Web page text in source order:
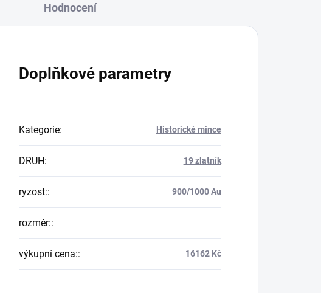
Hodnocení
Doplňkové parametry
Kategorie: Historické mince
DRUH: 19 zlatník
ryzost:: 900/1000 Au
rozměr::
výkupní cena:: 16162 Kč